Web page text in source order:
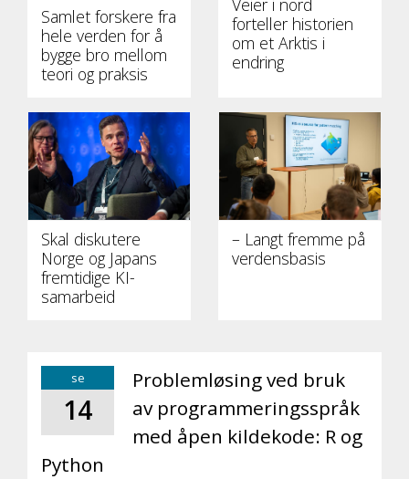
Samlet forskere fra
hele verden for å
bygge bro mellom
teori og praksis
forteller historien
om et Arktis i
endring
Skal diskutere
Norge og Japans
fremtidige KI-
samarbeid
– Langt fremme på
verdensbasis
se
14
Problemløsing ved bruk
av programmeringsspråk
med åpen kildekode: R og
Python